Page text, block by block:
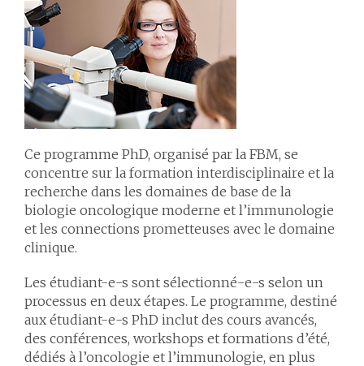
Ce programme PhD, organisé par la FBM, se
concentre sur la formation interdisciplinaire et la
recherche dans les domaines de base de la
biologie oncologique moderne et l’immunologie
et les connections prometteuses avec le domaine
clinique.
Les étudiant-e-s sont sélectionné-e-s selon un
processus en deux étapes. Le programme, destiné
aux étudiant-e-s PhD inclut des cours avancés,
des conférences, workshops et formations d’été,
dédiés à l’oncologie et l’immunologie, en plus